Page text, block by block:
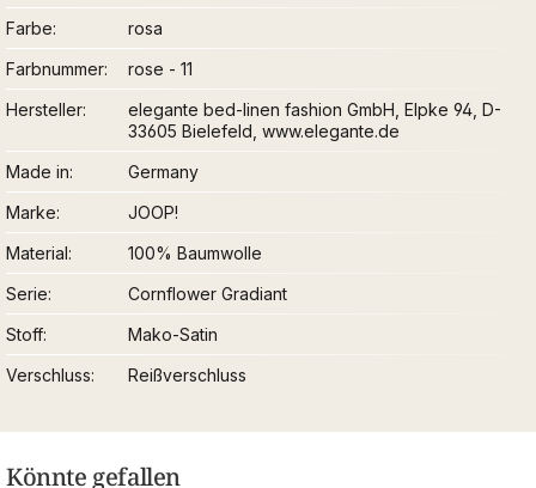
Farbe
rosa
Farbnummer
rose - 11
Hersteller
elegante bed-linen fashion GmbH, Elpke 94, D-
33605 Bielefeld, www.elegante.de
Made in
Germany
Marke
JOOP!
Material
100% Baumwolle
Serie
Cornflower Gradiant
Stoff
Mako-Satin
Verschluss
Reißverschluss
Könnte gefallen